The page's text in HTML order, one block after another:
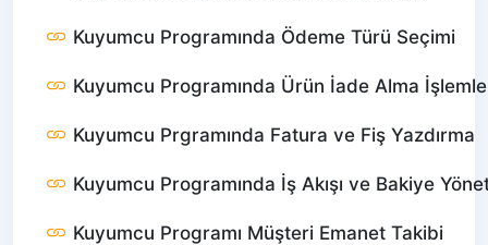
Kuyumcu Programında Ödeme Türü Seçimi
Kuyumcu Programında Ürün İade Alma
Kuyumcu Prgramında Fatura ve Fiş Yazdırma
Kuyumcu Programında İş Akışı ve Bakiye
Kuyumcu Programı Müşteri Emanet Takibi